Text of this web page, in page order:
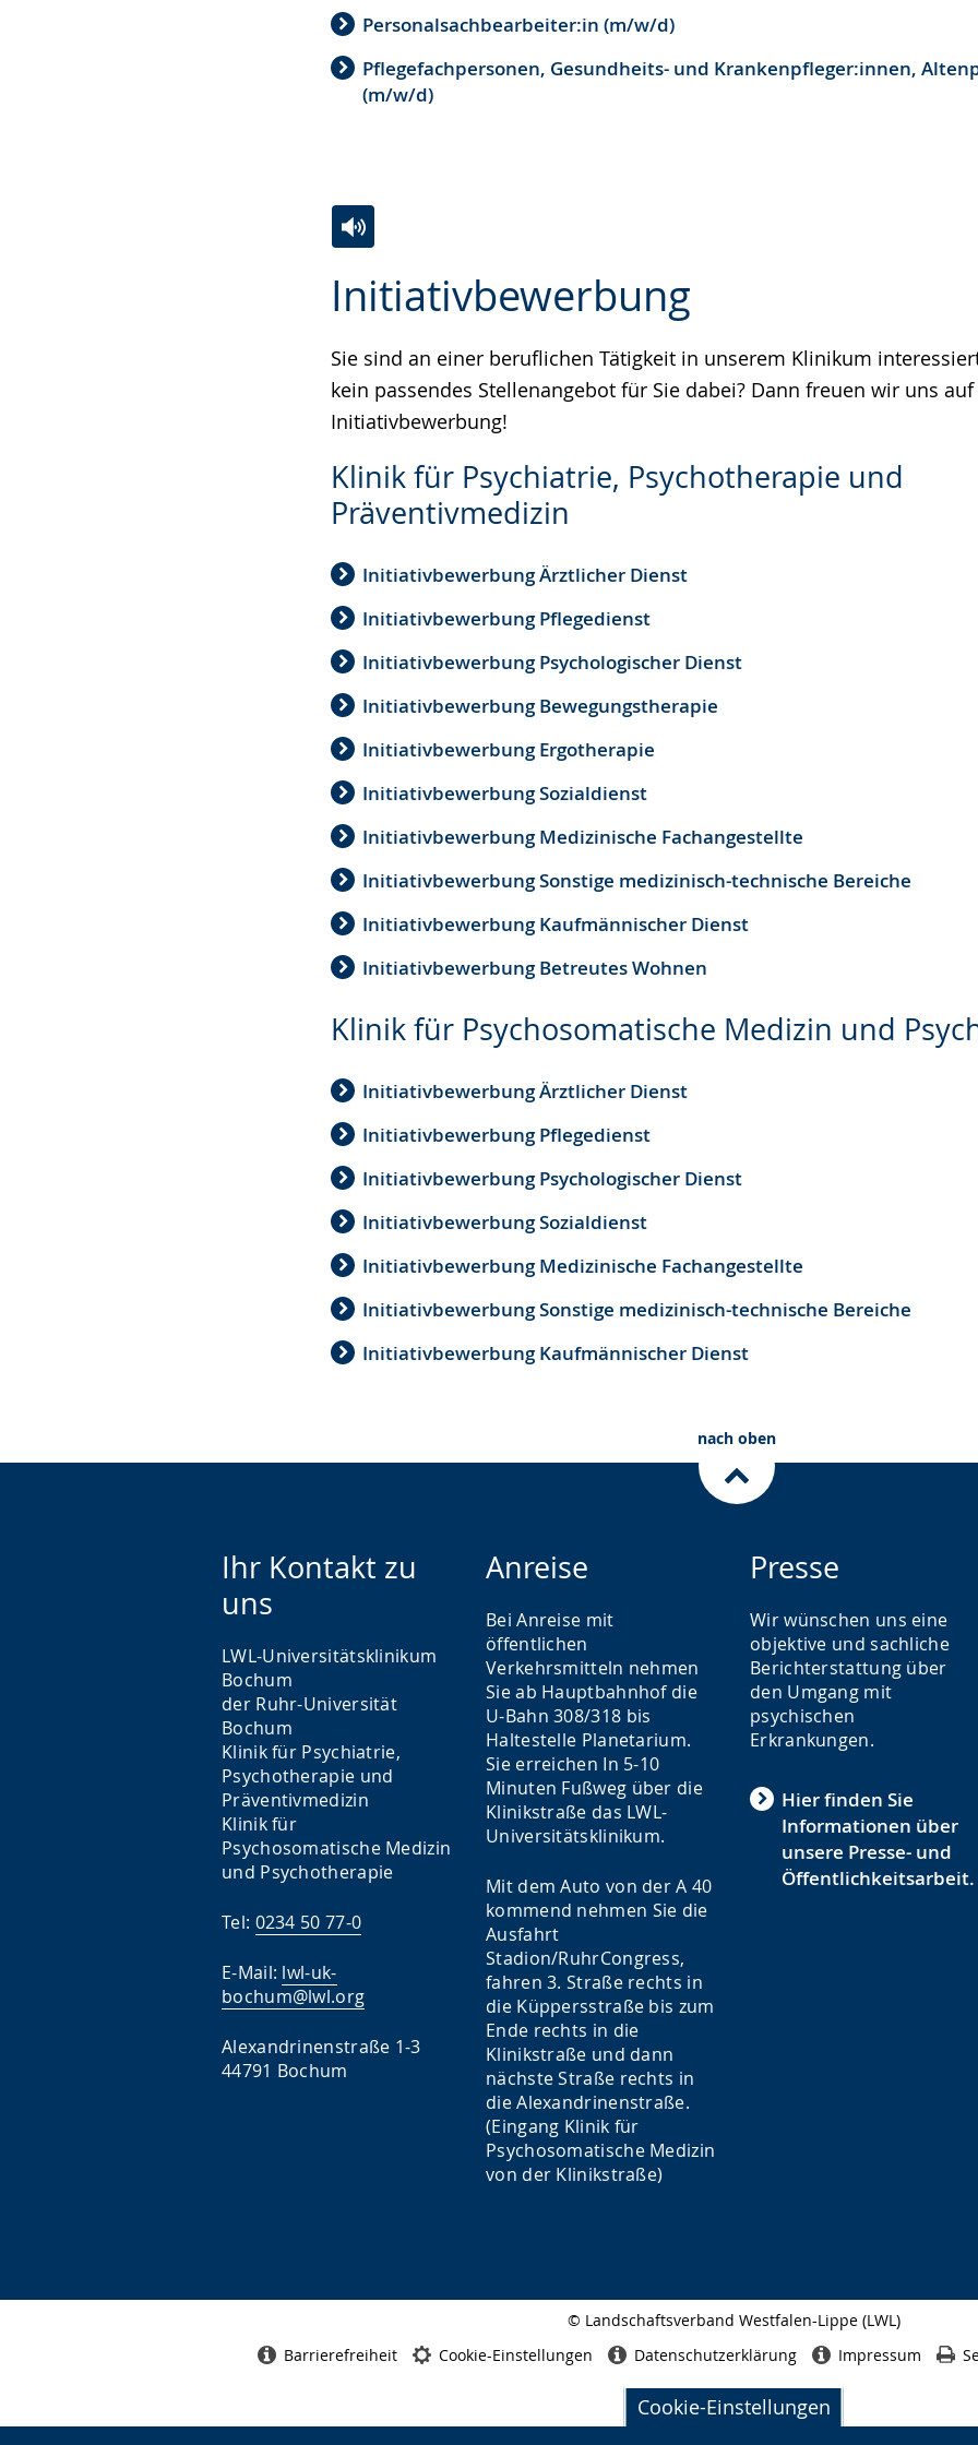
Cookie-Einstellungen
Personalsachbearbeiter:in (m/w/d)
Pflegefachpersonen, Gesundheits- und Krankenpfleger:innen,
(m/w/d)
Initiativbewerbung
Sie sind an einer beruflichen Tätigkeit in unserem Klinikum
kein passendes Stellenangebot für Sie dabei? Dann freuen wir uns
Initiativbewerbung!
Klinik für Psychiatrie, Psychotherapie und
Präventivmedizin
Initiativbewerbung Ärztlicher Dienst
Initiativbewerbung Pflegedienst
Initiativbewerbung Psychologischer Dienst
Initiativbewerbung Bewegungstherapie
Initiativbewerbung Ergotherapie
Initiativbewerbung Sozialdienst
Initiativbewerbung Medizinische Fachangestellte
Initiativbewerbung Sonstige medizinisch-technische Bereiche
Initiativbewerbung Kaufmännischer Dienst
Initiativbewerbung Betreutes Wohnen
Klinik für Psychosomatische Medizin und
Initiativbewerbung Ärztlicher Dienst
Initiativbewerbung Pflegedienst
Initiativbewerbung Psychologischer Dienst
Initiativbewerbung Sozialdienst
Initiativbewerbung Medizinische Fachangestellte
Initiativbewerbung Sonstige medizinisch-technische Bereiche
Initiativbewerbung Kaufmännischer Dienst
Leichten
wechseln.
Audio-
Video
Deutscher
Gebärdensprache
wird
nach oben
Ihr Kontakt zu
uns
LWL-Universitätsklinikum
Bochum
der Ruhr-Universität
Bochum
Klinik für Psychiatrie,
Psychotherapie und
Präventivmedizin
Klinik für
Psychosomatische Medizin
und Psychotherapie
Tel: 0234 50 77-0
E-Mail: lwl-uk-
bochum@lwl.org
Alexandrinenstraße 1-3
44791 Bochum
Anreise
Bei Anreise mit
öffentlichen
Verkehrsmitteln nehmen
Sie ab Hauptbahnhof die
U-Bahn 308/318 bis
Haltestelle Planetarium.
Sie erreichen In 5-10
Minuten Fußweg über die
Klinikstraße das LWL-
Universitätsklinikum.
Mit dem Auto von der A 40
kommend nehmen Sie die
Ausfahrt
Stadion/RuhrCongress,
fahren 3. Straße rechts in
die Küppersstraße bis zum
Ende rechts in die
Klinikstraße und dann
nächste Straße rechts in
die Alexandrinenstraße.
(Eingang Klinik für
Psychosomatische Medizin
von der Klinikstraße)
Presse
Wir wünschen uns eine
objektive und sachliche
Berichterstattung über
den Umgang mit
psychischen
Erkrankungen.
Hier finden Sie
Informationen über
unsere Presse- und
Öffentlichkeitsarbeit.
© Landschaftsverband Westfalen-Lippe (LWL)
Barrierefreiheit Cookie-Einstellungen Datenschutzerklärung Impressum